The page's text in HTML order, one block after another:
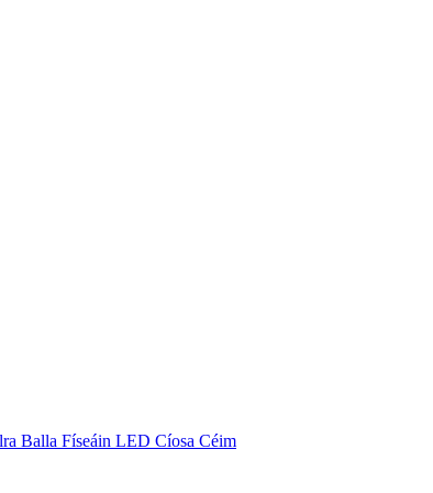
Balla Físeáin LED Cíosa Céim